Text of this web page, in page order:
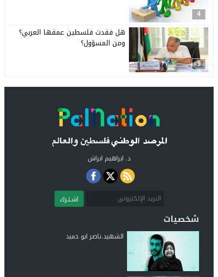
4
5
هل فقدت فلسطين عمقها العربي؟
ومن المسؤول؟
د. ابراهيم ابراش
اشـتـرك
شخصيات
الشهيد.ناصر ابو حميد